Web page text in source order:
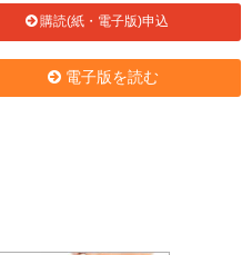
購読(紙・電子版)申込
電子版を読む